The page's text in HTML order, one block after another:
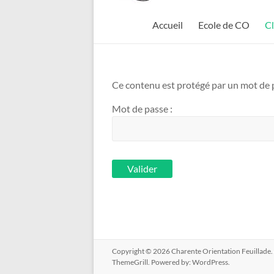
Feuillade
Accueil Ecole de CO
Ce contenu est protégé par un mot de
Mot de passe :
Copyright © 2026Charente Orientation Feuillade
ThemeGrill. Powered by: WordPress.